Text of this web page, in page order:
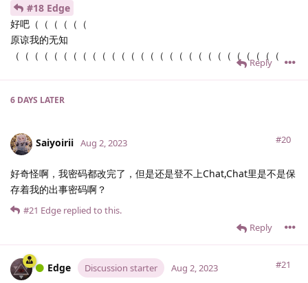
#18 Edge
好吧（（（（（（
原谅我的无知
（（（（（（（（（（（（（（（（（（（（（（（（（（（（
Reply
6 DAYS LATER
Saiyoirii #20
Aug 2, 2023
好奇怪啊，我密码都改完了，但是还是登不上Chat,Chat里是不是保
存着我的出事密码啊？
Reply
#21 Edge replied to this.
Edge Discussion starter #21
Aug 2, 2023